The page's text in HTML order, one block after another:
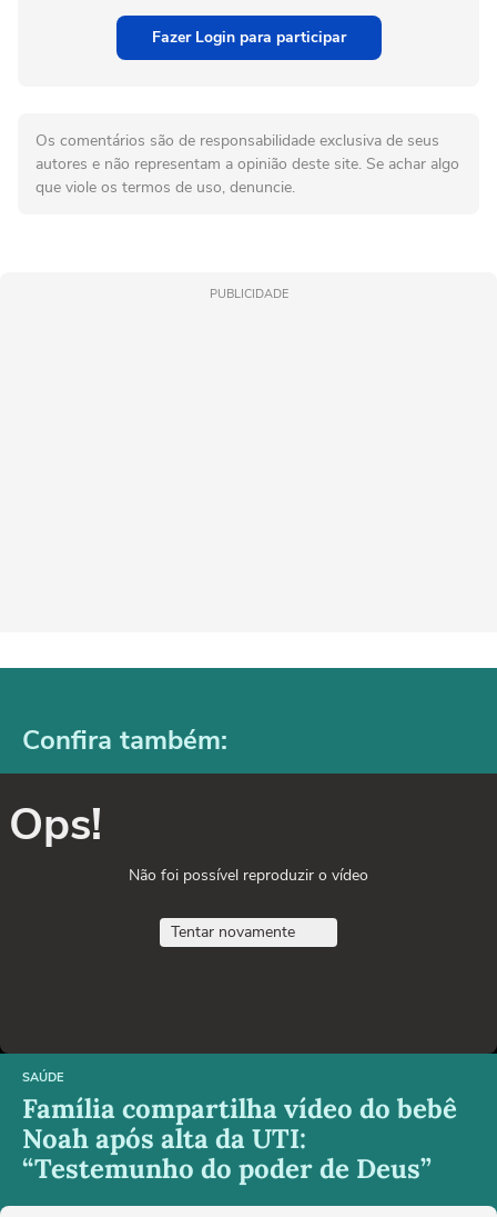
Fazer Login para participar
Os comentários são de responsabilidade exclusiva de seus
autores e não representam a opinião deste site. Se achar algo
que viole os termos de uso, denuncie.
PUBLICIDADE
Confira também:
Ops!
Não foi possível reproduzir o vídeo
Tentar novamente
SAÚDE
Família compartilha vídeo do bebê
Noah após alta da UTI:
“Testemunho do poder de Deus”